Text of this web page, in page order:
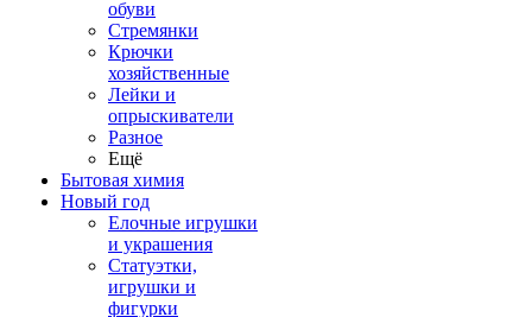
обуви
Стремянки
Крючки
хозяйственные
Лейки и
опрыскиватели
Разное
Ещё
Бытовая химия
Новый год
Елочные игрушки
и украшения
Статуэтки,
игрушки и
фигурки